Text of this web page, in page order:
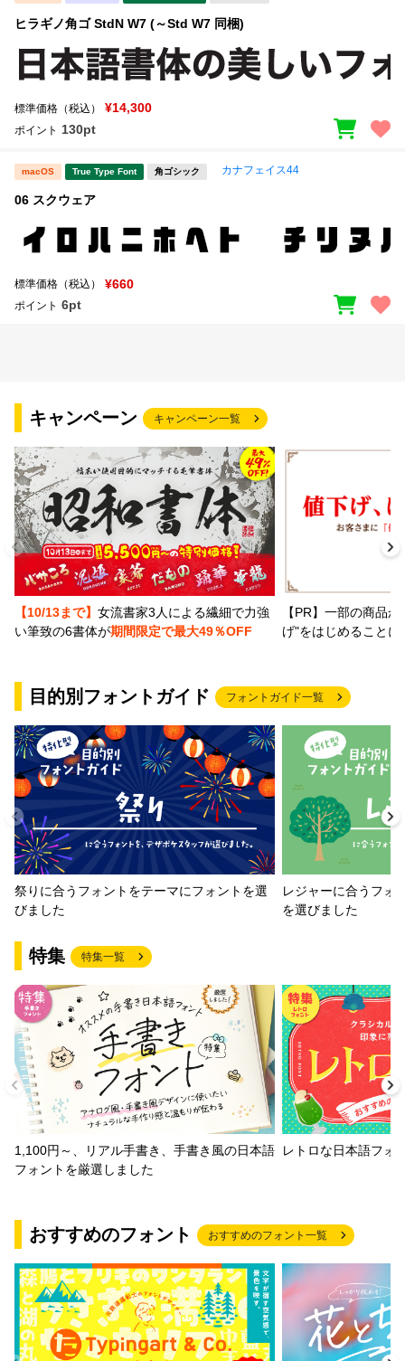
ヒラギノ角ゴ StdN W7 (～Std W7 同梱)
標準価格（税込） ¥14,300
ポイント 130pt
macOS True Type Font 角ゴシック カナフェイス44
06 スクウェア
標準価格（税込） ¥660
ポイント 6pt
キャンペーン キャンペーン一覧
【10/13まで】 女流書家3人による繊細で力強
い筆致の6書体が期間限定で最大49％OFF
【PR】一部の商品
げ"をはじめること
目的別フォントガイド フォントガイド一覧
祭りに合うフォントをテーマにフォントを選
びました
レジャーに合うフォ
を選びました
特集 特集一覧
1,100円～、リアル手書き、手書き風の日本語
フォントを厳選しました
レトロな日本語フォ
おすすめのフォント おすすめのフォント一覧